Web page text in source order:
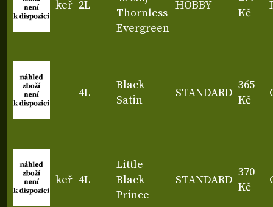
keř 2L
Thornless
Evergreen
HOBBY
Kč
4L
Black
Satin
STANDARD
365
Kč
keř 4L
Little
Black
Prince
STANDARD
370
Kč